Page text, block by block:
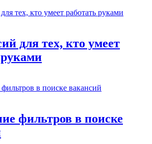
для тех, кто умеет
фильтров в поиске